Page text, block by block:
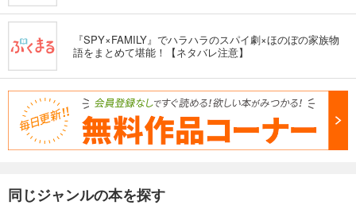
『SPY×FAMILY』でハラハラのスパイ劇×ほのぼの家族物
語をまとめて堪能！【ネタバレ注意】
同じジャンルの本を探す